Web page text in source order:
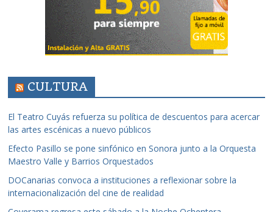
CULTURA
El Teatro Cuyás refuerza su política de descuentos para acercar
las artes escénicas a nuevo públicos
Efecto Pasillo se pone sinfónico en Sonora junto a la Orquesta
Maestro Valle y Barrios Orquestados
DOCanarias convoca a instituciones a reflexionar sobre la
internacionalización del cine de realidad